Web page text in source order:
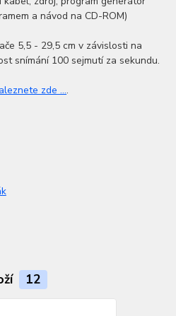
a návod na CD-ROM)
5,5 - 29,5 cm v závislosti na
snímání 100 sejmutí za sekundu.
zde ....
12